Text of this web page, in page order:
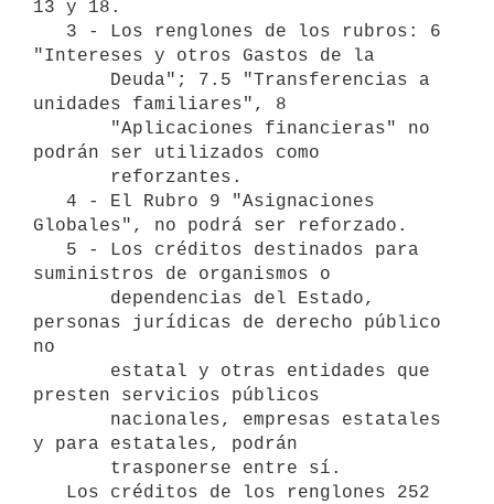
13 y 18.
"Intereses y otros Gastos de la
unidades familiares", 8
podrán ser utilizados como
Globales", no podrá ser reforzado.
suministros de organismos o
personas jurídicas de derecho público
no
presten servicios públicos
y para estatales, podrán